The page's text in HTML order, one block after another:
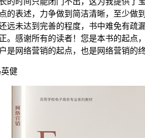
的表述，力争做到简洁清晰，至少做
远未达到完善的程度，书中难免有疏
。感谢所有的读者！您是本书的起点
是网络营销的起点，也是网络营销的
英健